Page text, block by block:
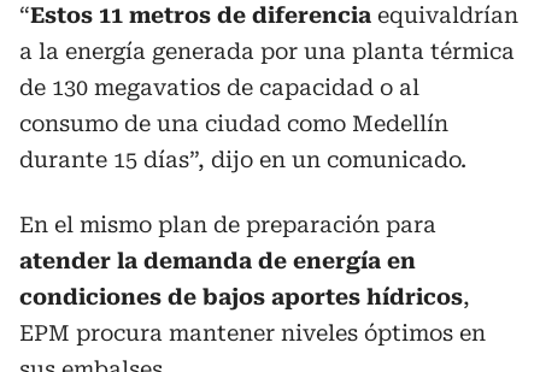
“Estos 11 metros de diferencia equivaldrían
a la energía generada por una planta térmica
de 130 megavatios de capacidad o al
consumo de una ciudad como Medellín
durante 15 días”, dijo en un comunicado.
En el mismo plan de preparación para
atender la demanda de energía en
condiciones de bajos aportes hídricos,
EPM procura mantener niveles óptimos en